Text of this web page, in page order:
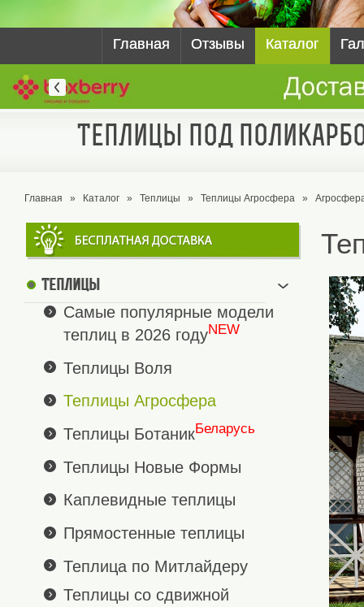
Главная Отзывы Каталог
Теплицы под
Главная » Каталог » Теплицы » Теплицы Агросфера »
Теплицы
Самые популярные модели
теплиц в 2026 годуNEW
Теплицы Воля
Теплицы Агросфера
Теплицы БотаникБеларусь
Теплицы Новые Формы
Каплевидные теплицы
Прямостенные теплицы
Теплица по Митлайдеру
Теплицы со сдвижной